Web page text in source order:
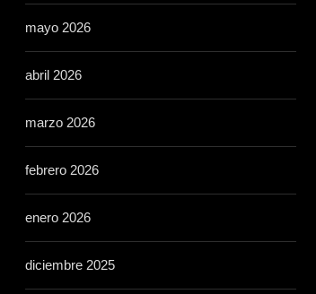
mayo 2026
abril 2026
marzo 2026
febrero 2026
enero 2026
diciembre 2025